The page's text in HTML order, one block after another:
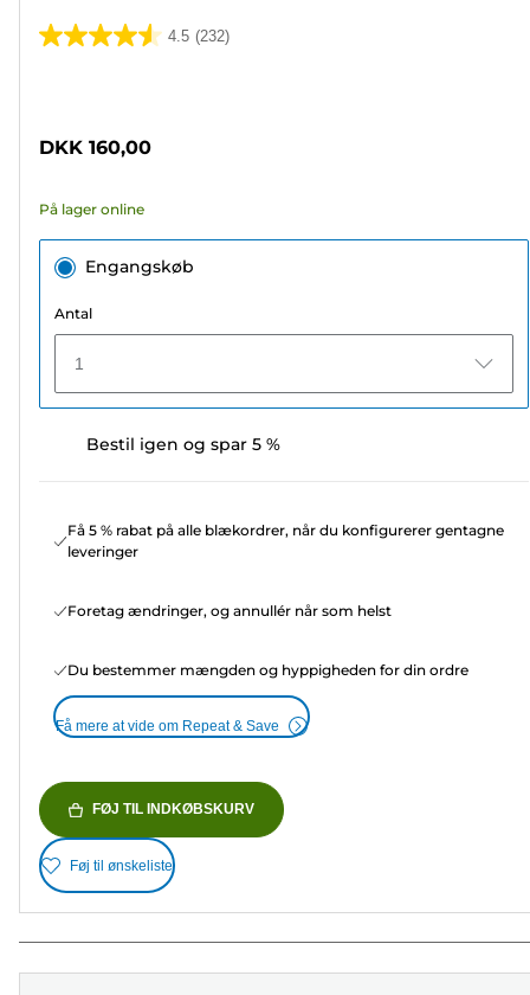
4.5 (232)
4.5
stjerner.
anmeldelser
DKK 160,00
På lager online
Engangskøb
Antal
1
Bestil igen og spar 5 %
Få 5 % rabat på alle blækordrer, når du konfigurerer gentagne
leveringer
Foretag ændringer, og annullér når som helst
Du bestemmer mængden og hyppigheden for din ordre
Få mere at vide om Repeat & Save
FØJ TIL INDKØBSKURV
Føj til ønskeliste